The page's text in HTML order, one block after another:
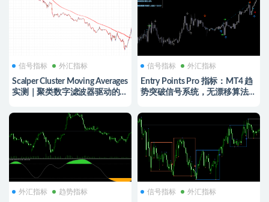
信号指标 外汇指标
Scalper Cluster Moving Averages
实测｜聚类数字滤波器驱动的零
信号指标 外汇指标
Entry Points Pro 指标：MT4 趋
势突破信号系统，无漂移算法与
外汇指标 趋势指标 信号指标 外汇指标